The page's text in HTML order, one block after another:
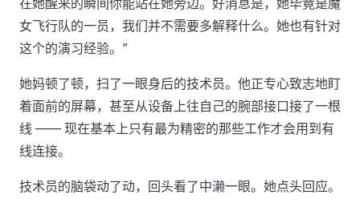
在她醒来的瞬间你能站在她旁边。好消息是，她毕竟是魔
女飞行队的一员，我们并不需要多解释什么。她也有针对
这个的演习经验。”
她妈顿了顿，扫了一眼身后的技术员。他正专心致志地盯
着面前的屏幕，甚至从设备上往自己的腕部接口接了一根
线 —— 现在基本上只有最为精密的那些工作才会用到有
线连接。
技术员的脑袋动了动，回头看了中濑一眼。她点头回应。